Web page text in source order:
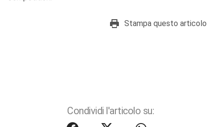
Stampa questo articolo
Condividi l'articolo su: